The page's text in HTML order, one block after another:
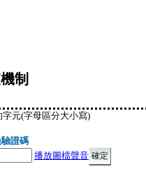
制
元(字母區分大小寫)
證碼
播放圖檔聲音